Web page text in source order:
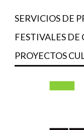
SERVICIOS DE
FESTIVALES
PROYECTOS